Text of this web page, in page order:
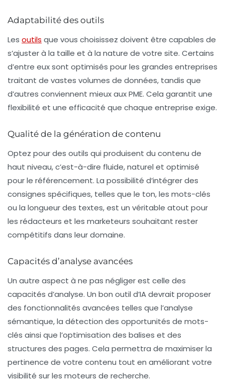
Adaptabilité des outils
Les outils que vous choisissez doivent être capables de
s’ajuster à la taille et à la nature de votre site. Certains
d’entre eux sont optimisés pour les grandes entreprises
traitant de vastes volumes de données, tandis que
d’autres conviennent mieux aux PME. Cela garantit une
flexibilité et une efficacité que chaque entreprise exige.
Qualité de la génération de contenu
Optez pour des outils qui produisent du contenu de
haut niveau, c’est-à-dire fluide,naturel et optimisé
pour le référencement. La possibilité d’intégrer des
consignes spécifiques, telles que le ton, les mots-clés
ou la longueur des textes, est un véritable atout pour
les rédacteurs et les marketeurs souhaitant rester
compétitifs dans leur domaine.
Capacités d’analyse avancées
Un autre aspect à ne pas négliger est celle des
capacités d’analyse. Un bon outil d’IA devrait proposer
des fonctionnalités avancées telles que l’analyse
sémantique, la détection des opportunités de mots-
clés ainsi que l’optimisation des balises et des
structures des pages. Cela permettra de maximiser la
pertinence de votre contenu tout en améliorant votre
visibilité sur les moteurs de recherche.